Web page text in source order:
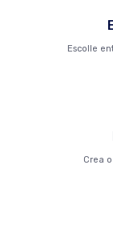
Escolle
Crea